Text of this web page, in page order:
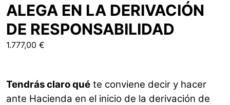
ALEGA EN LA DERIVACIÓN
DE RESPONSABILIDAD
1.777,00 €
Tendrás claro qué te conviene decir y hacer
ante Hacienda en el inicio de la derivación de